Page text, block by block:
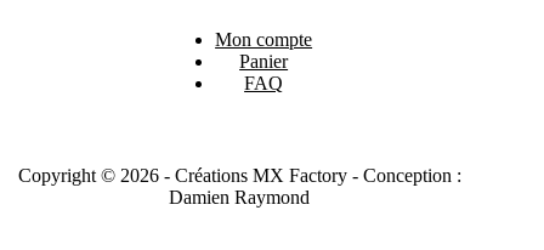
Mon compte
Panier
FAQ
Copyright © 2026 - Créations MX Factory - Conception :
Damien Raymond